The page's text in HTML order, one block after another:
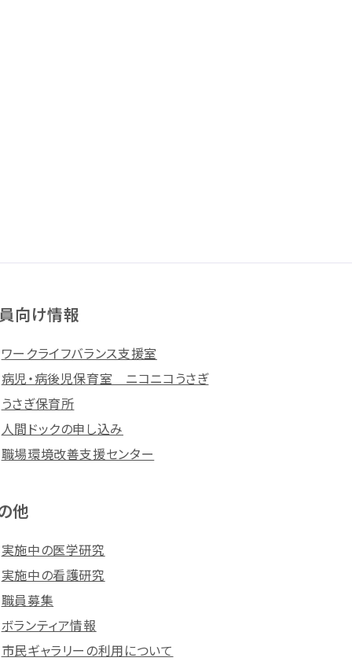
向け情報
ワークライフバランス支援室
病児・病後児保育室 ニコニコうさぎ
うさぎ保育所
人間ドックの申し込み
職場環境改善支援センター
他
実施中の医学研究
実施中の看護研究
職員募集
ボランティア情報
市民ギャラリーの利用について